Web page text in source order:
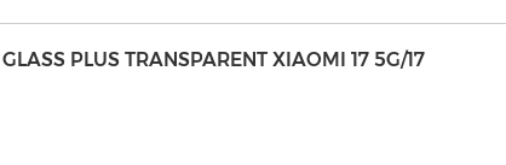
PLUS TRANSPARENT XIAOMI 17 5G/17